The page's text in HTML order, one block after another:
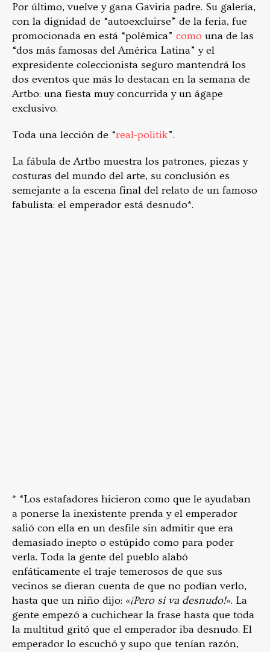
Por último, vuelve y gana Gaviria padre. Su galería,
con la dignidad de “autoexcluirse” de la feria, fue
promocionada en está “polémica” como una de las
“dos más famosas del América Latina” y el
expresidente coleccionista seguro mantendrá los
dos eventos que más lo destacan en la semana de
Artbo: una fiesta muy concurrida y un ágape
exclusivo.
Toda una lección de “real-politik”.
La fábula de Artbo muestra los patrones, piezas y
costuras del mundo del arte, su conclusión es
semejante a la escena final del relato de un famoso
fabulista: el emperador está desnudo*.
* “Los estafadores hicieron como que le ayudaban
a ponerse la inexistente prenda y el emperador
salió con ella en un desfile sin admitir que era
demasiado inepto o estúpido como para poder
verla. Toda la gente del pueblo alabó
enfáticamente el traje temerosos de que sus
vecinos se dieran cuenta de que no podían verlo,
hasta que un niño dijo: «¡Pero si va desnudo!». La
gente empezó a cuchichear la frase hasta que toda
la multitud gritó que el emperador iba desnudo. El
emperador lo escuchó y supo que tenían razón,